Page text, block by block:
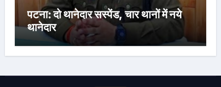
पटना: दो थानेदार सस्पेंड, चार थानों में नये
थानेदार